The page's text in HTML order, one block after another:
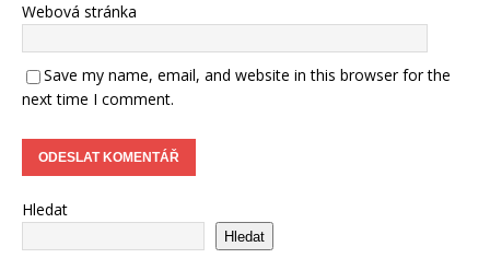
Webová stránka
Save my name, email, and website in this browser for the
next time I comment.
Hledat
Hledat